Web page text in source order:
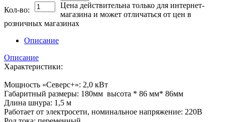
Кол-во:
Цена действительна только для интернет-
магазина и может отличаться от цен в
розничных магазинах
Описание
Описание
Характеристики:
Мощность «Северс+»: 2,0 кВт
Габаритный размеры: 180мм высота * 86 мм* 86мм
Длина шнура: 1,5 м
Работает от электросети, номинальное напряжение: 220В